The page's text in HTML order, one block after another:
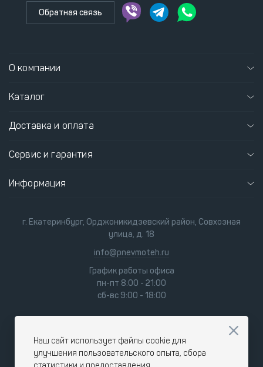
Обратная связь
О компании
Каталог
Доставка и оплата
Сервис и гарантия
Информация
г. Екатеринбург, Орджоникидзевский район, Совхозная
улица, д. 18
info@pnevmoteh.ru
График работы офиса
пн-пт 8:00 - 21:00
сб-вс 9:00 - 18:00
Наш сайт использует файлы cookie для
улучшения пользовательского опыта, сбора